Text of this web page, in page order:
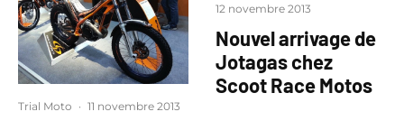
Trial Moto · 11 novembre 2013
12 novembre 2013
Nouvel arrivage de
Jotagas chez
Scoot Race Motos